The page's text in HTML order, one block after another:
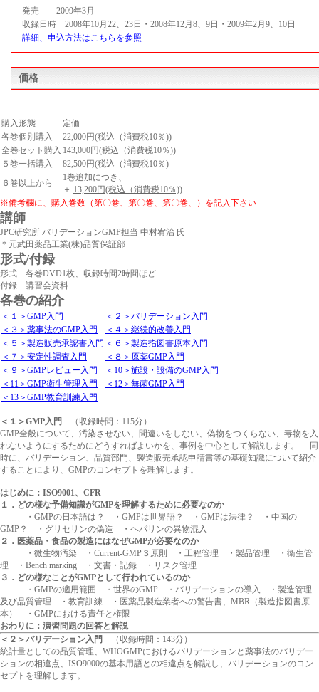
発売 2009年3月
収録日時 2008年10月22、23日・2008年12月8、9日・2009年2月9、10日
詳細、申込方法はこちらを参照
価格
購入形態
定価
各巻個別購入
22,000円(税込（消費税10％))
全巻セット購入 143,000円(税込（消費税10％))
５巻一括購入
82,500円(税込（消費税10％)
６巻以上から
1巻追加につき、
＋ 13,200円(税込（消費税10％))
※備考欄に、購入巻数（第〇巻、第〇巻、第〇巻、）を記入下さい
講師
JPC研究所 バリデーションGMP担当 中村宥治 氏
＊元武田薬品工業(株)品質保証部
形式/付録
形式 各巻DVD1枚、収録時間2時間ほど
付録 講習会資料
各巻の紹介
＜１＞GMP入門
＜２＞バリデーション入門
＜３＞薬事法のGMP入門
＜４＞継続的改善入門
＜５＞製造販売承認書入門 ＜６＞製造指図書原本入門
＜７＞安定性調査入門
＜８＞原薬GMP入門
＜９＞GMPレビュー入門
＜10＞施設・設備のGMP入門
＜11＞GMP衛生管理入門
＜12＞無菌GMP入門
＜13＞GMP教育訓練入門
＜１＞GMP入門
（収録時間：115分）
GMP全般について、汚染させない、間違いをしない、偽物をつくらない、毒物を入
れないようにするためにどうすればよいかを、事例を中心として解説します。 同
時に、バリデーション、品質部門、製造販売承認申請書等の基礎知識について紹介
することにより、GMPのコンセプトを理解します。
はじめに：ISO9001、CFR
１．どの様な予備知識がGMPを理解するために必要なのか
・GMPの日本語は？ ・GMPは世界語？ ・GMPは法律？ ・中国の
GMP？ ・グリセリンの偽造 ・ヘパリンの異物混入
２．医薬品・食品の製造にはなぜGMPが必要なのか
・微生物汚染 ・Current-GMP３原則 ・工程管理 ・製品管理 ・衛生管
理 ・Bench marking ・文書・記録 ・リスク管理
３．どの様なことがGMPとして行われているのか
・GMPの適用範囲 ・世界のGMP ・バリデーションの導入 ・製造管理
及び品質管理 ・教育訓練 ・医薬品製造業者への警告書、MBR（製造指図書原
本） ・GMPにおける責任と権限
おわりに：演習問題の回答と解説
＜２＞バリデーション入門
（収録時間：143分）
統計量としての品質管理、WHOGMPにおけるバリデーションと薬事法のバリデー
ションの相違点、ISO9000の基本用語との相違点を解説し、バリデーションのコン
セプトを理解します。